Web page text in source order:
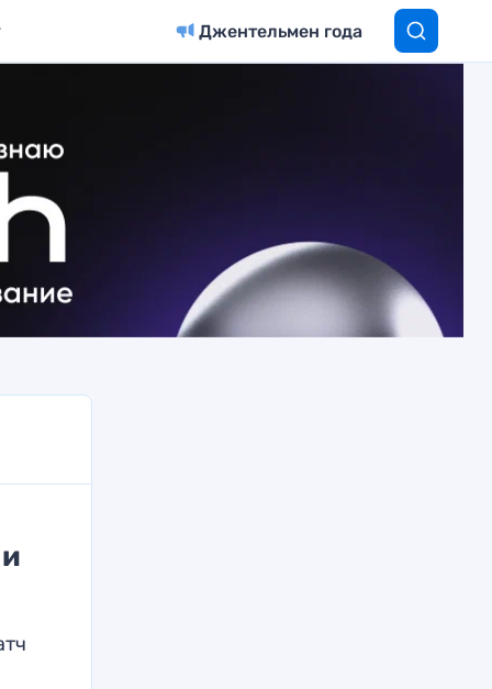
Джентельмен года